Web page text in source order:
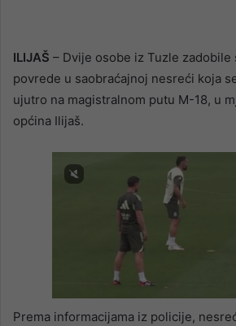
ILIJAŠ – Dvije osobe iz Tuzle
povrede u saobraćajnoj nesreći koja
ujutro na magistralnom putu M-18, u
općina Ilijaš.
Prema informacijama iz policije,